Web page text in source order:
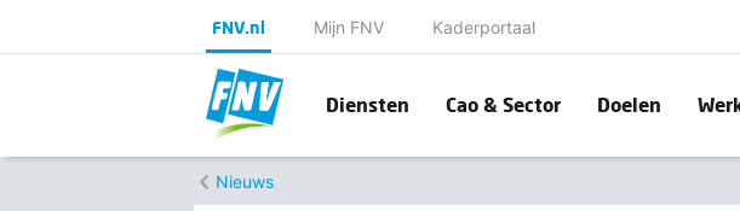
FNV.nl Mijn FNV Kaderportaal
Diensten Cao & Sector Doelen
Nieuws